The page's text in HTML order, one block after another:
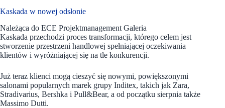
Kaskada w nowej odsłonie
Należąca do ECE Projektmanagement Galeria
Kaskada przechodzi proces transformacji, którego celem jest
stworzenie przestrzeni handlowej spełniającej oczekiwania
klientów i wyróżniającej się na tle konkurencji.
Już teraz klienci mogą cieszyć się nowymi, powiększonymi
salonami popularnych marek grupy Inditex, takich jak Zara,
Stradivarius, Bershka i Pull&Bear, a od początku sierpnia także
Massimo Dutti.